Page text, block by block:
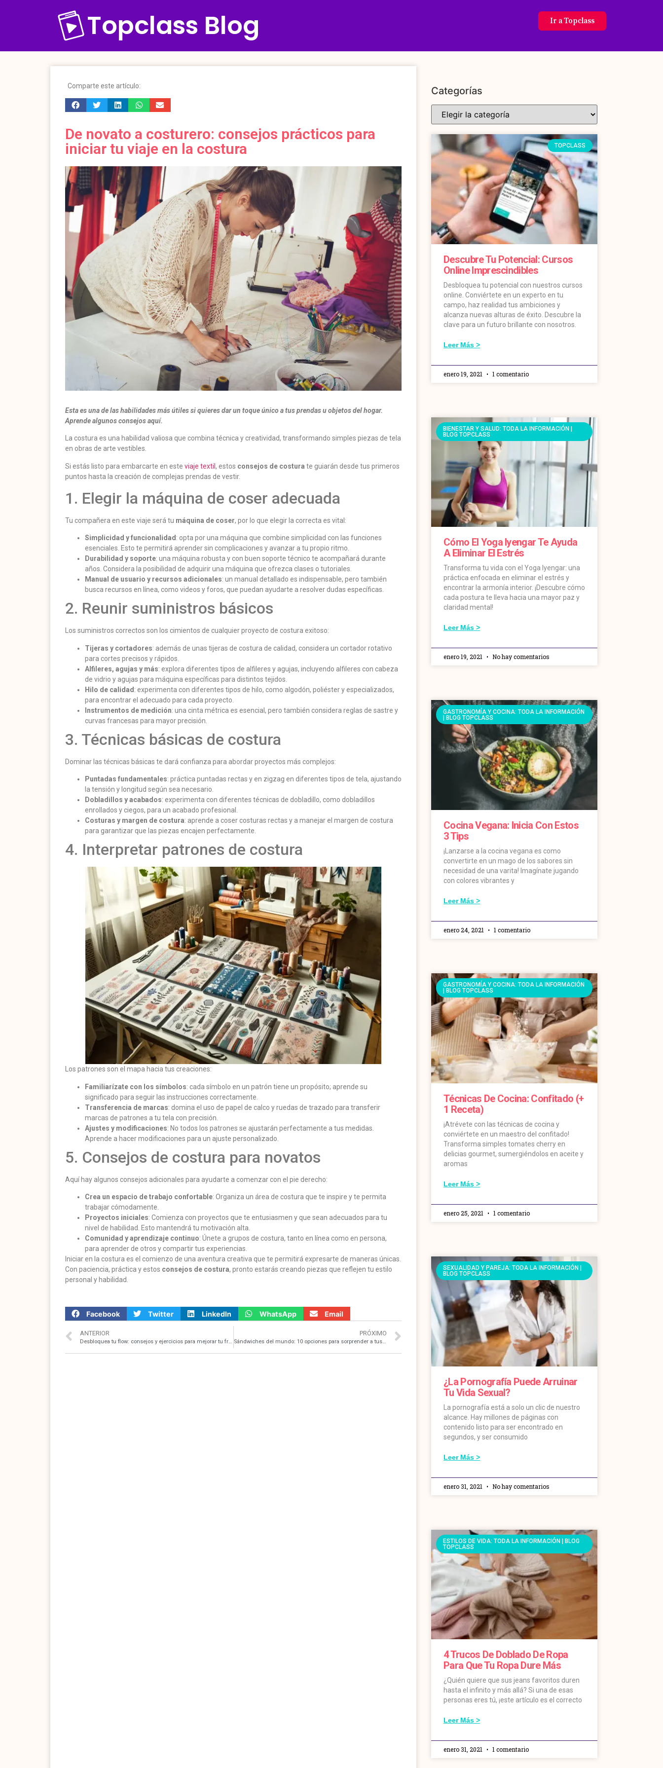
Topclass Blog Ir a Topclass
Comparte este artículo:
De novato a costurero: consejos prácticos para
iniciar tu viaje en la costura
Esta es una de las habilidades más útiles si quieres dar un toque único a tus prendas u objetos del hogar.
Aprende algunos consejos aquí.
La costura es una habilidad valiosa que combina técnica y creatividad, transformando simples piezas de tela
en obras de arte vestibles.
Si estás listo para embarcarte en este viaje textil, estos consejos de costura te guiarán desde tus primeros
puntos hasta la creación de complejas prendas de vestir.
1. Elegir la máquina de coser adecuada
Tu compañera en este viaje será tu máquina de coser, por lo que elegir la correcta es vital:
Simplicidad y funcionalidad : opta por una máquina que combine simplicidad con las funciones
esenciales. Esto te permitirá aprender sin complicaciones y avanzar a tu propio ritmo.
Durabilidad y soporte: una máquina robusta y con buen soporte técnico te acompañará durante
años. Considera la posibilidad de adquirir una máquina que ofrezca clases o tutoriales.
Manual de usuario y recursos adicionales: un manual detallado es indispensable, pero también
busca recursos en línea, como videos y foros, que puedan ayudarte a resolver dudas específicas.
2. Reunir suministros básicos
Los suministros correctos son los cimientos de cualquier proyecto de costura exitoso:
Tijeras y cortadores: además de unas tijeras de costura de calidad, considera un cortador rotativo
para cortes precisos y rápidos.
Alfileres, agujas y más: explora diferentes tipos de alfileres y agujas, incluyendo alfileres con cabeza
de vidrio y agujas para máquina específicas para distintos tejidos.
Hilo de calidad : experimenta con diferentes tipos de hilo, como algodón, poliéster y especializados,
para encontrar el adecuado para cada proyecto.
Instrumentos de medición: una cinta métrica es esencial, pero también considera reglas de sastre y
curvas francesas para mayor precisión.
3. Técnicas básicas de costura
Dominar las técnicas básicas te dará confianza para abordar proyectos más complejos:
Puntadas fundamentales: práctica puntadas rectas y en zigzag en diferentes tipos de tela, ajustando
la tensión y longitud según sea necesario.
Dobladillos y acabados: experimenta con diferentes técnicas de dobladillo, como dobladillos
enrollados y ciegos, para un acabado profesional.
Costuras y margen de costura: aprende a coser costuras rectas y a manejar el margen de costura
para garantizar que las piezas encajen perfectamente.
4. Interpretar patrones de costura
Los patrones son el mapa hacia tus creaciones:
Familiarízate con los símbolos: cada símbolo en un patrón tiene un propósito; aprende su
significado para seguir las instrucciones correctamente.
Transferencia de marcas: domina el uso de papel de calco y ruedas de trazado para transferir
marcas de patrones a tu tela con precisión.
Ajustes y modificaciones: No todos los patrones se ajustarán perfectamente a tus medidas.
Aprende a hacer modificaciones para un ajuste personalizado.
5. Consejos de costura para novatos
Aquí hay algunos consejos adicionales para ayudarte a comenzar con el pie derecho:
Crea un espacio de trabajo confortable: Organiza un área de costura que te inspire y te permita
trabajar cómodamente.
Proyectos iniciales: Comienza con proyectos que te entusiasmen y que sean adecuados para tu
nivel de habilidad. Esto mantendrá tu motivación alta.
Comunidad y aprendizaje continuo: Únete a grupos de costura, tanto en línea como en persona,
para aprender de otros y compartir tus experiencias.
Iniciar en la costura es el comienzo de una aventura creativa que te permitirá expresarte de maneras únicas.
Con paciencia, práctica y estos consejos de costura, pronto estarás creando piezas que reflejen tu estilo
personal y habilidad.
Facebook Twitter LinkedIn WhatsApp Email
ANTERIOR
Desbloquea tu flow: consejos y ejercicios para mejorar tu freestyle
PRÓXIMO
Sándwiches del mundo: 10 opciones para sorprender a tus comensales
Categorías
TOPCLASS
Descubre Tu Potencial: Cursos
Online Imprescindibles
Desbloquea tu potencial con nuestros cursos
online. Conviértete en un experto en tu
campo, haz realidad tus ambiciones y
alcanza nuevas alturas de éxito. Descubre la
clave para un futuro brillante con nosotros.
Leer Más >
enero 19, 2021 1 comentario
BIENESTAR Y SALUD: TODA LA INFORMACIÓN |
BLOG TOPCLASS
Cómo El Yoga Iyengar Te Ayuda
A Eliminar El Estrés
Transforma tu vida con el Yoga Iyengar: una
práctica enfocada en eliminar el estrés y
encontrar la armonía interior. ¡Descubre cómo
cada postura te lleva hacia una mayor paz y
claridad mental!
Leer Más >
enero 19, 2021 No hay comentarios
GASTRONOMÍA Y COCINA: TODA LA INFORMACIÓN
| BLOG TOPCLASS
Cocina Vegana: Inicia Con Estos
3 Tips
¡Lanzarse a la cocina vegana es como
convertirte en un mago de los sabores sin
necesidad de una varita! Imagínate jugando
con colores vibrantes y
Leer Más >
enero 24, 2021 1 comentario
GASTRONOMÍA Y COCINA: TODA LA INFORMACIÓN
| BLOG TOPCLASS
Técnicas De Cocina: Confitado (+
1 Receta)
¡Atrévete con las técnicas de cocina y
conviértete en un maestro del confitado!
Transforma simples tomates cherry en
delicias gourmet, sumergiéndolos en aceite y
aromas
Leer Más >
enero 25, 2021 1 comentario
SEXUALIDAD Y PAREJA: TODA LA INFORMACIÓN |
BLOG TOPCLASS
¿La Pornografía Puede Arruinar
Tu Vida Sexual?
La pornografía está a solo un clic de nuestro
alcance. Hay millones de páginas con
contenido listo para ser encontrado en
segundos, y ser consumido
Leer Más >
enero 31, 2021 No hay comentarios
ESTILOS DE VIDA: TODA LA INFORMACIÓN | BLOG
TOPCLASS
4 Trucos De Doblado De Ropa
Para Que Tu Ropa Dure Más
¿Quién quiere que sus jeans favoritos duren
hasta el infinito y más allá? Si una de esas
personas eres tú, ¡este artículo es el correcto
Leer Más >
enero 31, 2021 1 comentario